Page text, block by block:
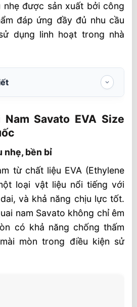
nhẹ được sản xuất bởi công
đáp ứng đầy đủ nhu cầu
dụng linh hoạt trong nhà
siêu nhẹ, bền bỉ
liền quai
phú – Thỏa mãn mọi
dép theo yêu cầu
dép toàn quốc
Savato EVA Size
nhẹ, bền bỉ
từ chất liệu EVA (Ethylene
loại vật liệu nổi tiếng với
và khả năng chịu lực tốt.
nam Savato không chỉ êm
có khả năng chống thấm
mòn trong điều kiện sử